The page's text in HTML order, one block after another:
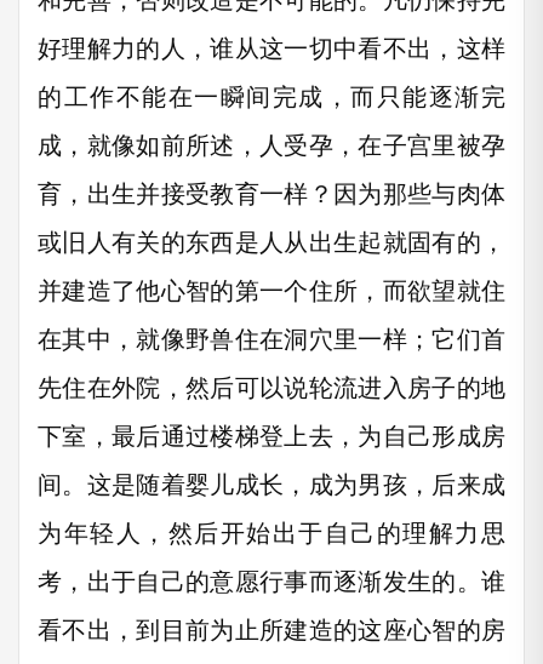
好理解力的人，谁从这一切中看不出，这样
的工作不能在一瞬间完成，而只能逐渐完
成，就像如前所述，人受孕，在子宫里被孕
育，出生并接受教育一样？因为那些与肉体
或旧人有关的东西是人从出生起就固有的，
并建造了他心智的第一个住所，而欲望就住
在其中，就像野兽住在洞穴里一样；它们首
先住在外院，然后可以说轮流进入房子的地
下室，最后通过楼梯登上去，为自己形成房
间。这是随着婴儿成长，成为男孩，后来成
为年轻人，然后开始出于自己的理解力思
考，出于自己的意愿行事而逐渐发生的。谁
看不出，到目前为止所建造的这座心智的房